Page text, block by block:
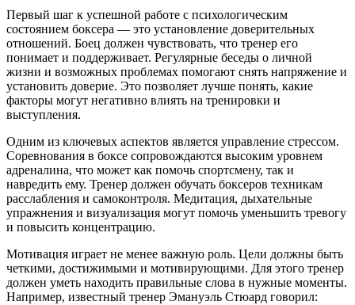
Первый шаг к успешной работе с психологическим
состоянием боксера — это установление доверительных
отношений. Боец должен чувствовать, что тренер его
понимает и поддерживает. Регулярные беседы о личной
жизни и возможных проблемах помогают снять напряжение и
установить доверие. Это позволяет лучше понять, какие
факторы могут негативно влиять на тренировки и
выступления.
Одним из ключевых аспектов является управление стрессом.
Соревнования в боксе сопровождаются высоким уровнем
адреналина, что может как помочь спортсмену, так и
навредить ему. Тренер должен обучать боксеров техникам
расслабления и самоконтроля. Медитация, дыхательные
упражнения и визуализация могут помочь уменьшить тревогу
и повысить концентрацию.
Мотивация играет не менее важную роль. Цели должны быть
четкими, достижимыми и мотивирующими. Для этого тренер
должен уметь находить правильные слова в нужные моменты.
Например, известный тренер Эмануэль Стюард говорил: